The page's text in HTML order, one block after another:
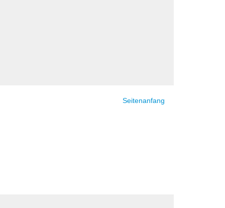
Seitenanfang